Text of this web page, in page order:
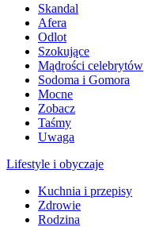
Skandal
Afera
Odlot
Szokujące
Mądrości celebrytów
Sodoma i Gomora
Mocne
Zobacz
Taśmy
Uwaga
Lifestyle i obyczaje
Kuchnia i przepisy
Zdrowie
Rodzina